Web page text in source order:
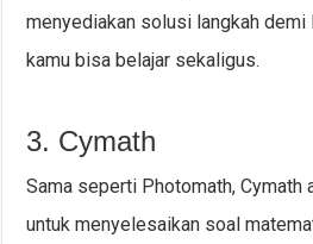
menyediakan solusi langkah demi
kamu bisa belajar sekaligus.
3. Cymath
Sama seperti Photomath, Cymath
untuk menyelesaikan soal